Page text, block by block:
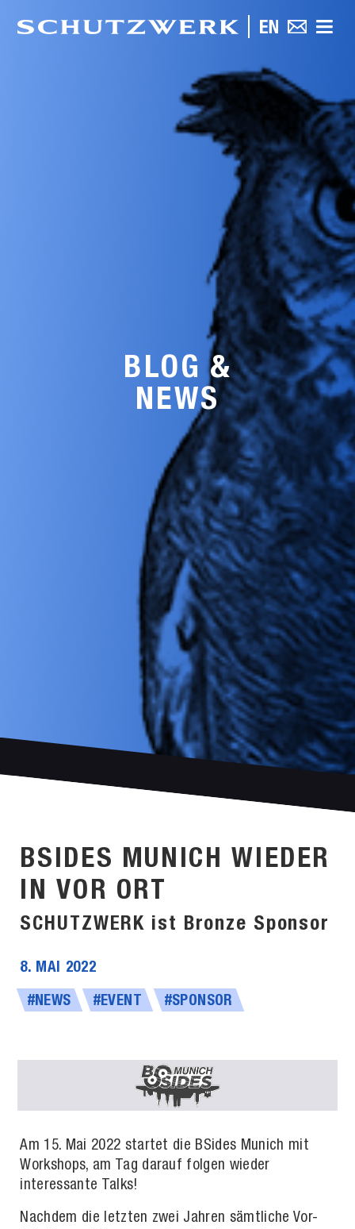
BLOG &
NEWS
BSIDES MUNICH WIEDER
IN VOR ORT
SCHUTZWERK ist Bronze Sponsor
8. MAI 2022
#NEWS #EVENT #SPONSOR
Am 15. Mai 2022 startet die BSides Munich mit
Workshops, am Tag darauf folgen wieder
interessante Talks!
Nachdem die letzten zwei Jahren sämtliche Vor-